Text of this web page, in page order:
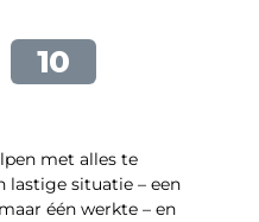
met alles te
lastige situatie – een
één werkte – en